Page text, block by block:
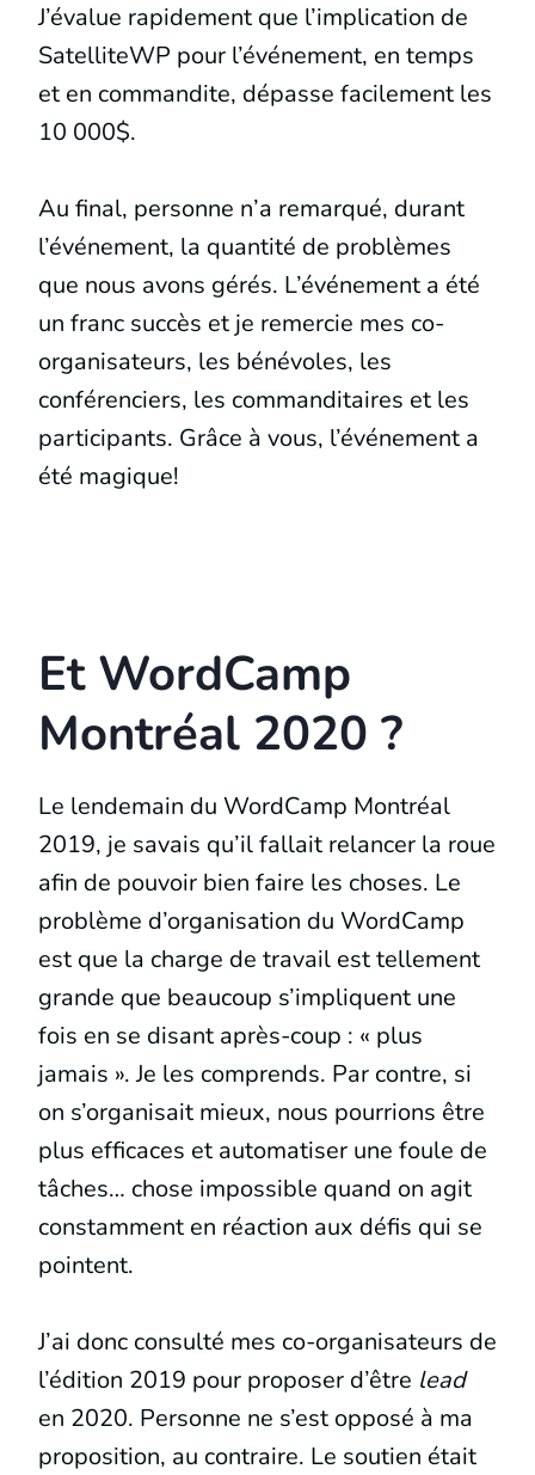
J’évalue rapidement que l’implication de
SatelliteWP pour l’événement, en temps
et en commandite, dépasse facilement les
10 000$.
Au final, personne n’a remarqué, durant
l’événement, la quantité de problèmes
que nous avons gérés. L’événement a été
un franc succès et je remercie mes co-
organisateurs, les bénévoles, les
conférenciers, les commanditaires et les
participants. Grâce à vous, l’événement a
été magique!
Et WordCamp
Montréal 2020 ?
Le lendemain du WordCamp Montréal
2019, je savais qu’il fallait relancer la roue
afin de pouvoir bien faire les choses. Le
problème d’organisation du WordCamp
est que la charge de travail est tellement
grande que beaucoup s’impliquent une
fois en se disant après-coup : « plus
jamais ». Je les comprends. Par contre, si
on s’organisait mieux, nous pourrions être
plus efficaces et automatiser une foule de
tâches… chose impossible quand on agit
constamment en réaction aux défis qui se
pointent.
J’ai donc consulté mes co-organisateurs de
l’édition 2019 pour proposer d’être lead
en 2020. Personne ne s’est opposé à ma
proposition, au contraire. Le soutien était